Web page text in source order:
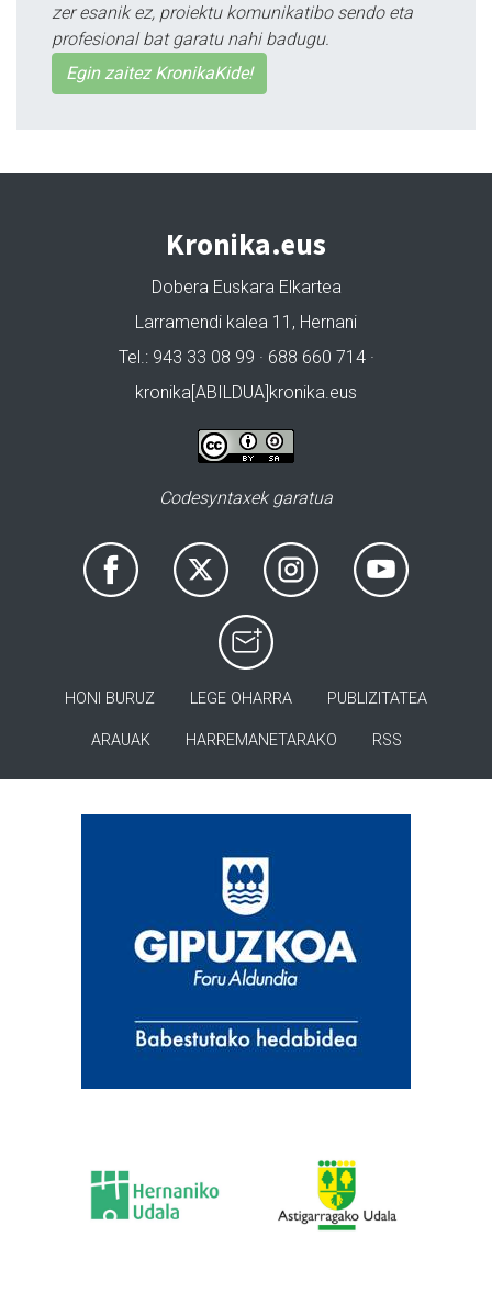
zer esanik ez, proiektu komunikatibo sendo eta
profesional bat garatu nahi badugu.
Egin zaitez KronikaKide!
Kronika.eus
Dobera Euskara Elkartea
Larramendi kalea 11, Hernani
Tel.: 943 33 08 99 · 688 660 714 ·
kronika[ABILDUA]kronika.eus
Codesyntaxek garatua
HONI BURUZ LEGE OHARRA PUBLIZITATEA
ARAUAK HARREMANETARAKO RSS